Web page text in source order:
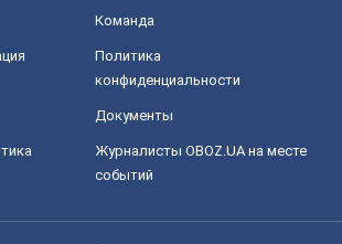
Команда
Политика
конфиденциальности
Документы
Журналисты OBOZ.UA на месте
событий